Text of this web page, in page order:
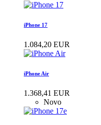
iPhone 17
1.084,20 EUR
iPhone Air
1.368,41 EUR
Novo